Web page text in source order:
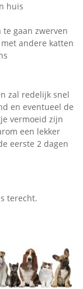
huis
gaan zwerven
andere katten
zal redelijk snel
en eventueel de
vermoeid zijn
een lekker
eerste 2 dagen
terecht.